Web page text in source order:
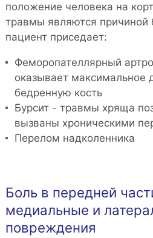
положение человека на
травмы являются причиной
пациент приседает:
Феморопателлярный
оказывает максимальное
бедренную кость
Бурсит - травмы хряща
вызваны хроническими
Перелом надколенника
Боль в передней
медиальные и
повреждения